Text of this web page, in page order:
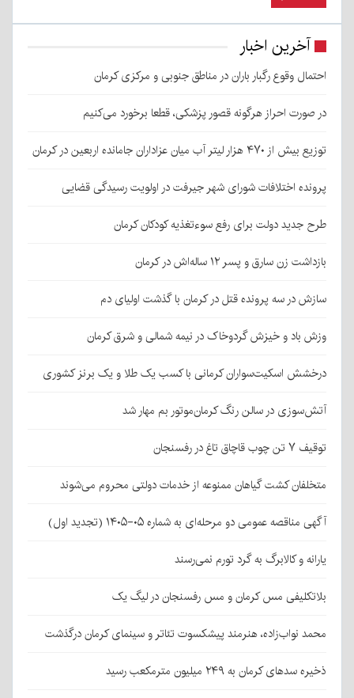
آخرین اخبار
احتمال وقوع رگبار باران در مناطق جنوبی و مرکزی کرمان
در صورت احراز هرگونه قصور پزشکی، قطعا برخورد می‌کنیم
توزیع بیش از ۴۷۰ هزار لیتر آب میان عزاداران جامانده اربعین در کرمان
پرونده اختلافات شورای شهر جیرفت در اولویت رسیدگی قضایی
طرح جدید دولت برای رفع سوءتغذیه کودکان کرمان
بازداشت زن سارق و پسر ۱۲ ساله‌اش در کرمان
سازش در سه پرونده قتل در کرمان با گذشت اولیای دم
وزش باد و خیزش گردوخاک در نیمه شمالی و شرق کرمان
درخشش اسکیت‌سواران کرمانی با کسب یک طلا و یک برنز کشوری
آتش‌سوزی در سالن رنگ کرمان‌موتور بم مهار شد
توقیف ۷ تن چوب قاچاق تاغ در رفسنجان
متخلفان کشت گیاهان ممنوعه از خدمات دولتی محروم می‌شوند
آگهی مناقصه عمومی دو مرحله‌ای به شماره ۰۵-۱۴۰۵ (تجدید اول)
یارانه و کالابرگ به گرد تورم نمی‌رسند
بلاتکلیفی مس کرمان و مس رفسنجان در لیگ یک
محمد نواب‌زاده، هنرمند پیشکسوت تئاتر و سینمای کرمان درگذشت
ذخیره سدهای کرمان به ۲۴۹ میلیون مترمکعب رسید